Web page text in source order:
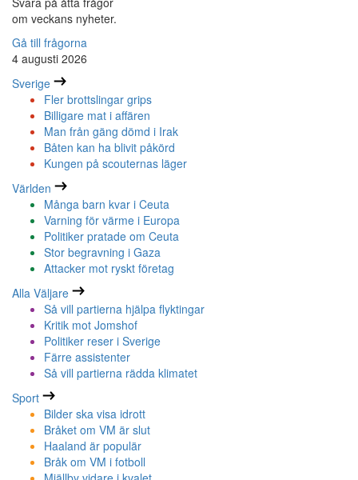
om veckans nyheter.
Gå till frågorna
4 augusti 2026
Sverige
Fler brottslingar grips
Billigare mat i affären
Man från gäng dömd i Irak
Båten kan ha blivit påkörd
Kungen på scouternas läger
Världen
Många barn kvar i Ceuta
Varning för värme i Europa
Politiker pratade om Ceuta
Stor begravning i Gaza
Attacker mot ryskt företag
Alla Väljare
Så vill partierna hjälpa flyktingar
Kritik mot Jomshof
Politiker reser i Sverige
Färre assistenter
Så vill partierna rädda klimatet
Sport
Bilder ska visa idrott
Bråket om VM är slut
Haaland är populär
Bråk om VM i fotboll